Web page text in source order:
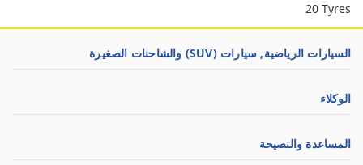
20 Tyres
السيارات الرياضية, سيارات (SUV) والشاحنات الصغيرة
الوكلاء
المساعدة والنصيحة